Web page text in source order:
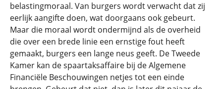
belastingmoraal. Van burgers wordt verwacht dat zij
eerlijk aangifte doen, wat doorgaans ook gebeurt.
Maar die moraal wordt ondermijnd als de overheid
die over een brede linie een ernstige fout heeft
gemaakt, burgers een lange neus geeft. De Tweede
Kamer kan de spaartaksaffaire bij de Algemene
Financiële Beschouwingen netjes tot een einde